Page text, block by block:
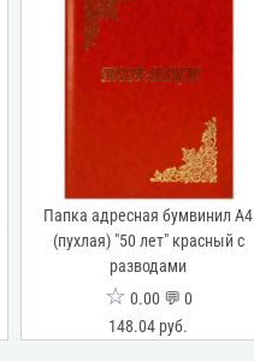
Папка адресная бумвинил А4
(пухлая) "50 лет" красный с
разводами
☆ 0.00 💬 0
148.04 руб.